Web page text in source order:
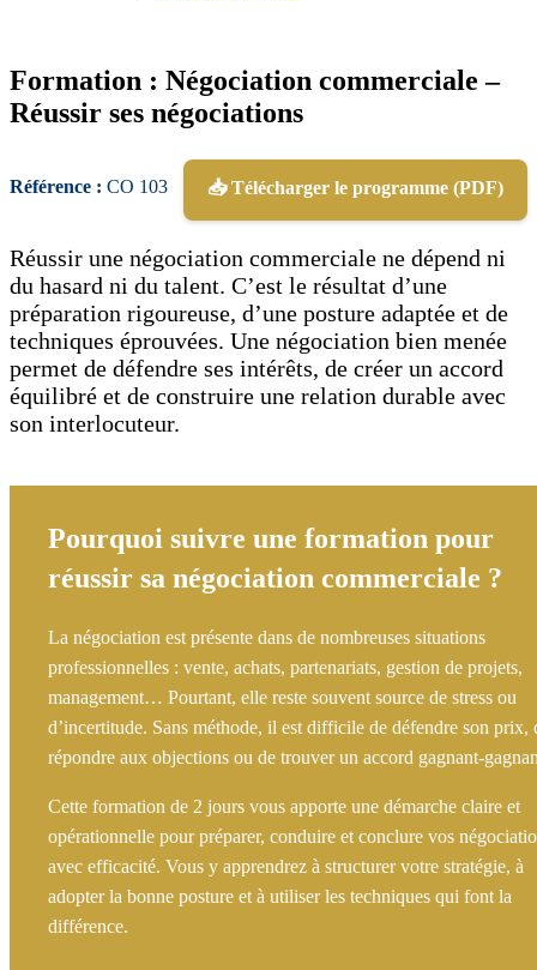
Formation : Négociation commerciale –
Réussir ses négociations
Référence : CO 103 📥 Télécharger le programme (PDF)
Réussir une négociation commerciale ne dépend ni
du hasard ni du talent. C’est le résultat d’une
préparation rigoureuse, d’une posture adaptée et de
techniques éprouvées. Une négociation bien menée
permet de défendre ses intérêts, de créer un accord
équilibré et de construire une relation durable avec
son interlocuteur.
Pourquoi suivre une formation pour
réussir sa négociation commerciale ?
La négociation est présente dans de nombreuses situations
professionnelles : vente, achats, partenariats, gestion de projets,
management… Pourtant, elle reste souvent source de stress ou
d’incertitude. Sans méthode, il est difficile de défendre son prix,
répondre aux objections ou de trouver un accord gagnant-
Cette formation de 2 jours vous apporte une démarche claire et
opérationnelle pour préparer, conduire et conclure vos
avec efficacité. Vous y apprendrez à structurer votre stratégie, à
adopter la bonne posture et à utiliser les techniques qui font la
différence.